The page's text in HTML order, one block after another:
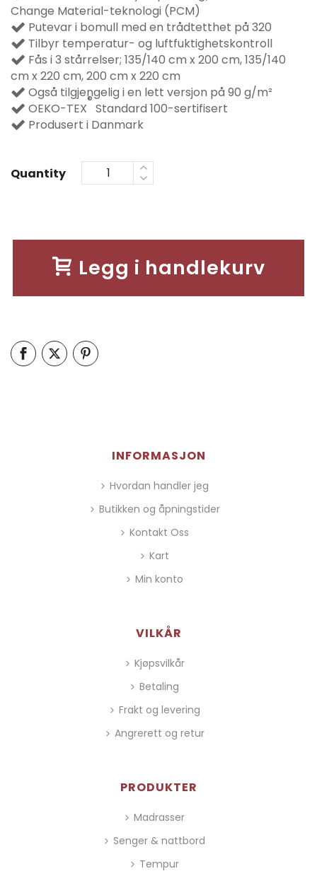
Change Material-teknologi (PCM)
Putevar i bomull med en trådtetthet på 320
Tilbyr temperatur- og luftfuktighetskontroll
Fås i 3 stårrelser; 135/140 cm x 200 cm, 135/140
cm x 220 cm, 200 cm x 220 cm
Også tilgjengelig i en lett versjon på 90 g/m²
OEKO-TEX
®
Standard 100-sertifisert
Produsert i Danmark
Quantity
Legg i handlekurv
INFORMASJON
Hvordan handler jeg
Butikken og åpningstider
Kontakt Oss
Kart
Min konto
VILKÅR
Kjøpsvilkår
Betaling
Frakt og levering
Angrerett og retur
PRODUKTER
Madrasser
Senger & nattbord
Tempur